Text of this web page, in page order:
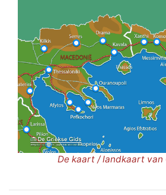
De kaart / landkaart van